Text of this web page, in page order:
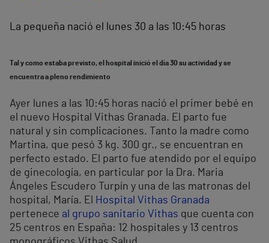
La pequeña nació el lunes 30 a las 10:45 horas
Tal y como estaba previsto, el hospital inició el día 30 su actividad y se
encuentra a pleno rendimiento
Ayer lunes a las 10:45 horas nació el primer bebé en
el nuevo Hospital Vithas Granada. El parto fue
natural y sin complicaciones. Tanto la madre como
Martina, que pesó 3 kg. 300 gr., se encuentran en
perfecto estado. El parto fue atendido por el equipo
de ginecología, en particular por la Dra. Maria
Ángeles Escudero Turpín y una de las matronas del
hospital, María. El
Hospital Vithas Granada
pertenece al grupo sanitario Vithas que cuenta con
25 centros en España: 12 hospitales y 13 centros